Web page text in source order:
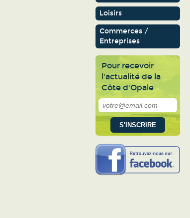
Loisirs
Commerces /
Entreprises
Pour recevoir
l'actualité de la
Côte d'Opale